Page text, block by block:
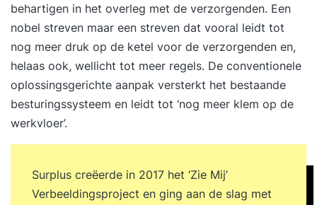
behartigen in het overleg met de verzorgenden. Een
nobel streven maar een streven dat vooral leidt tot
nog meer druk op de ketel voor de verzorgenden en,
helaas ook, wellicht tot meer regels. De conventionele
oplossingsgerichte aanpak versterkt het bestaande
besturingssysteem en leidt tot ‘nog meer klem op de
werkvloer’.
Surplus creëerde in 2017 het ‘Zie Mij’
Verbeeldingsproject en ging aan de slag met